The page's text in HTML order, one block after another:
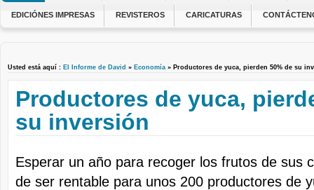
EDICIÓNES IMPRESAS REVISTEROS CARICATURAS
Usted está aquí : El Informe de David » Economía » Productores de yuca, pierden 50% de su
Productores de yuca,
su inversión
Esperar un año para recoger los frutos de sus
de ser rentable para unos 200 productores de